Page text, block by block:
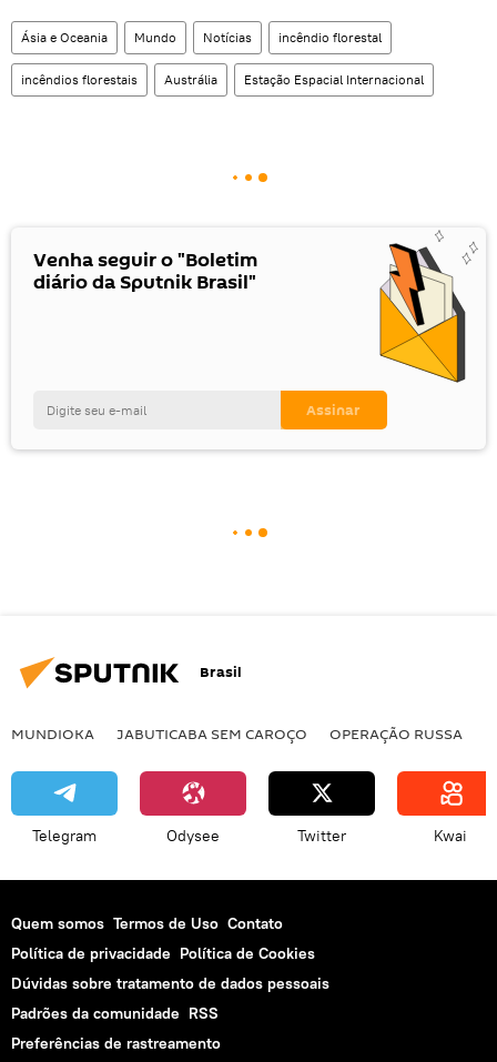
Ásia e Oceania Mundo Notícias incêndio florestal
incêndios florestais Austrália Estação Espacial Internacional
Venha seguir o "Boletim
diário da Sputnik Brasil"
Brasil
MUNDIOKA JABUTICABA SEM CAROÇO OPERAÇÃO RUSSA
Telegram Odysee Twitter Kwai
Quem somos Termos de Uso Contato
Política de privacidade Política de Cookies
Dúvidas sobre tratamento de dados pessoais
Padrões da comunidade RSS
Preferências de rastreamento